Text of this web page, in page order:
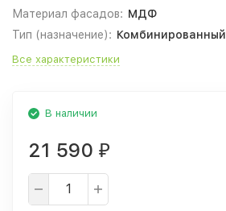
Материал фасадов: МДФ
Тип (назначение): Комбинированный
Все характеристики
В наличии
21 590 ₽